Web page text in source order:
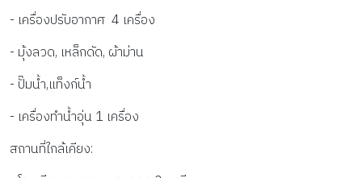
- เครื่องปรับอากาศ  4 เครื่อง
- มุ้งลวด, เหล็กดัด, ผ้าม่าน
- ปั๊มน้ำ,แท็งก์น้ำ
- เครื่องทำน้ำอุ่น 1 เครื่อง
สถานที่ใกล้เคียง: